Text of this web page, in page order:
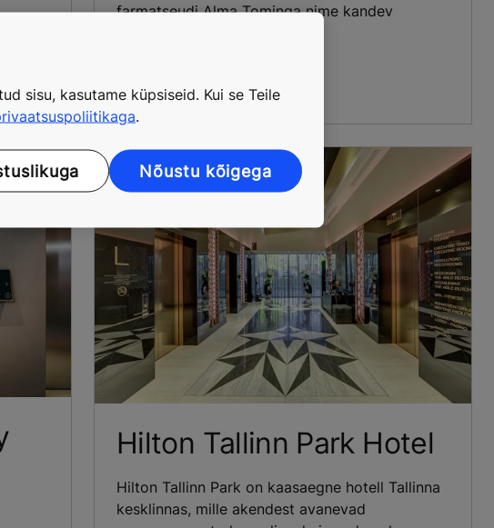
farmatseudi Alma Tominga nime kandev
Hilton Tallinn Park Hotel
Hilton Tallinn Park on kaasaegne hotell Tallinna
kesklinnas, mille akendest avanevad
sisu, kasutame küpsiseid. Kui se Teile
.
Nõustu kõigega